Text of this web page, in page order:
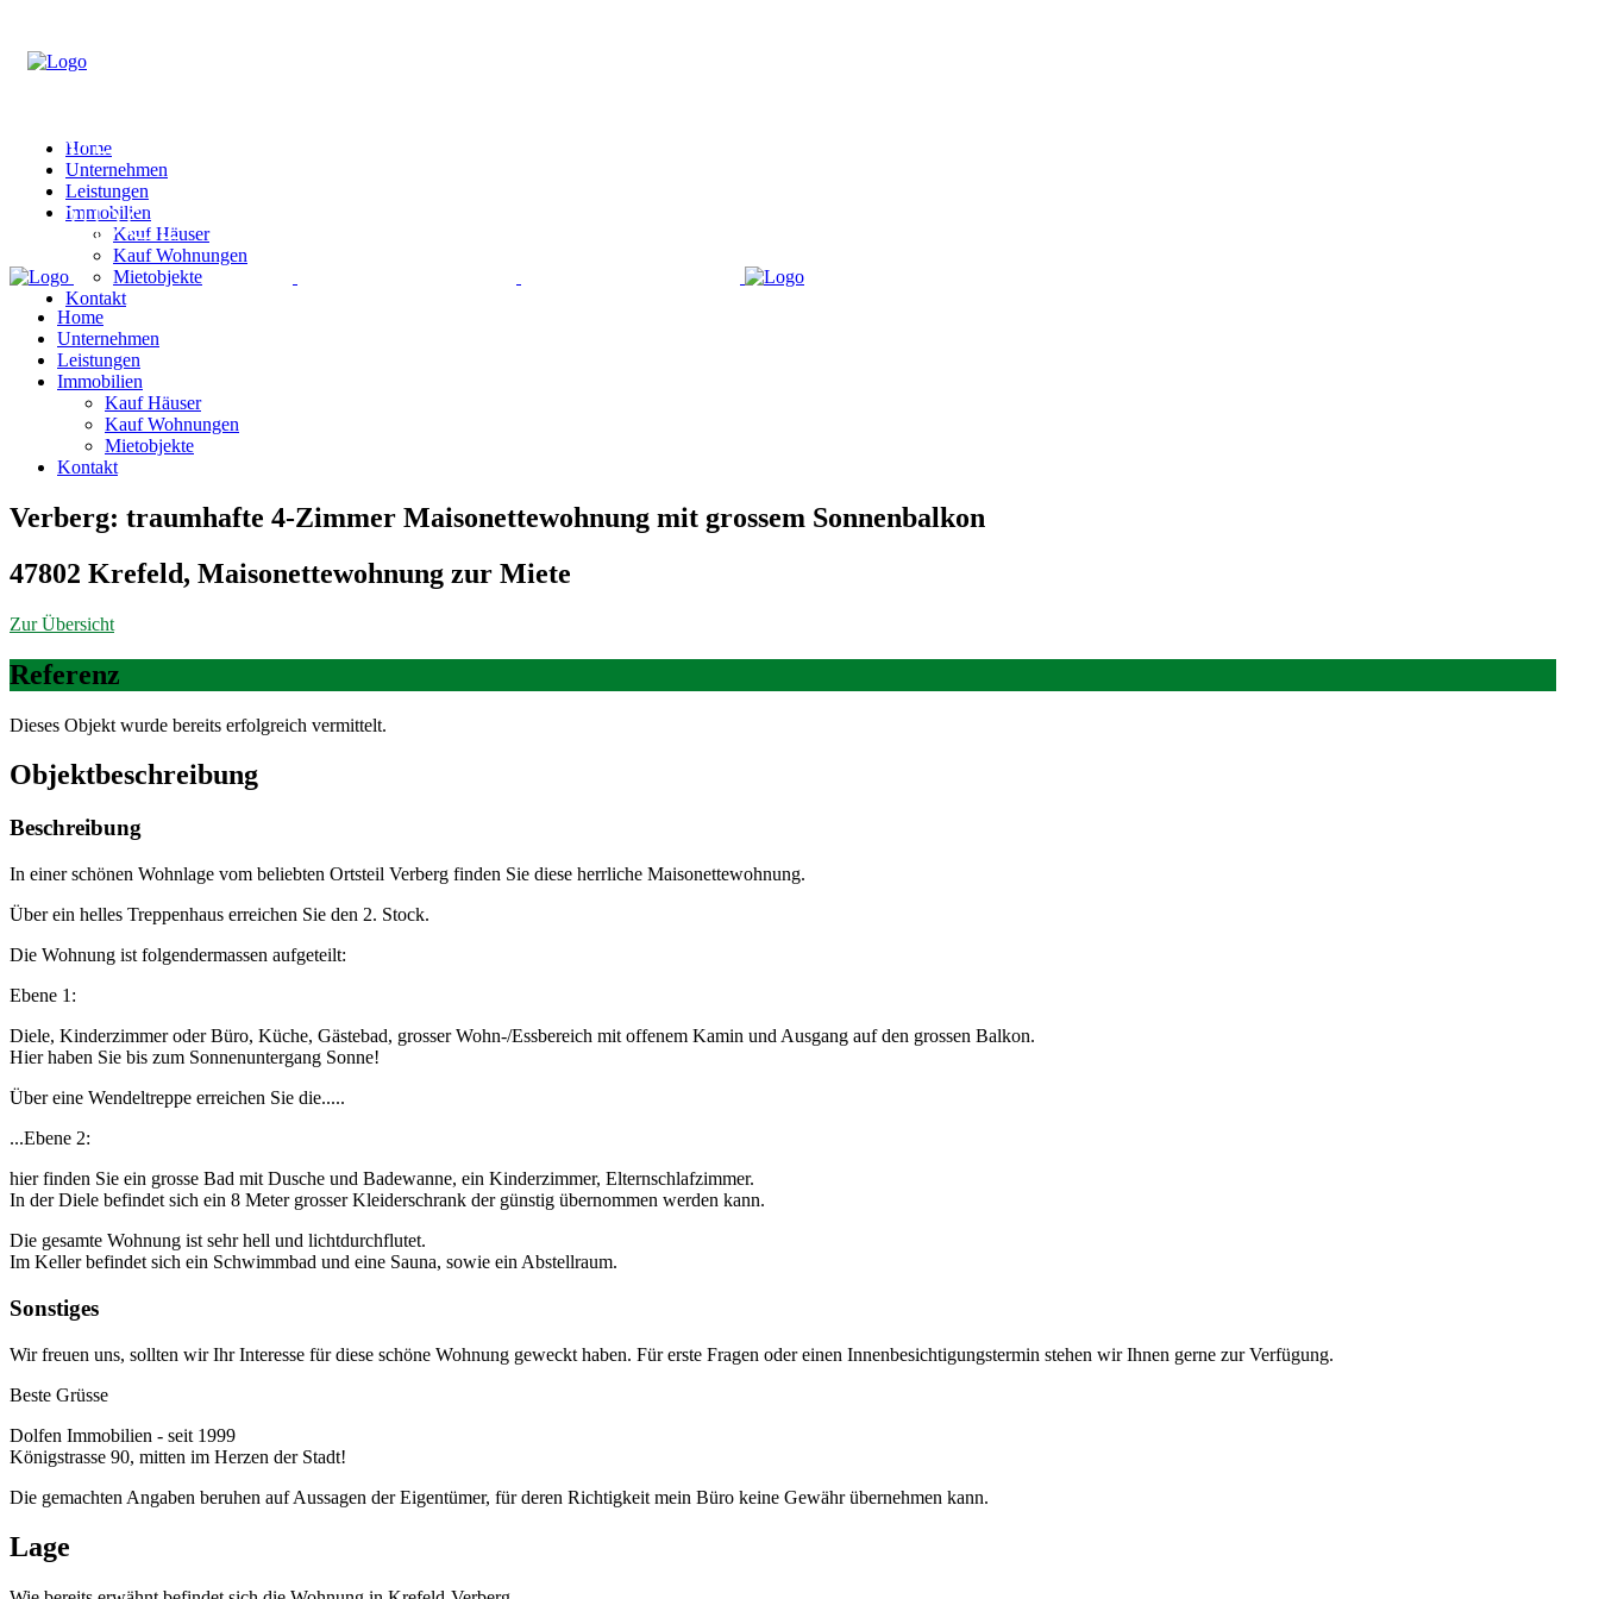
Home
Unternehmen
Leistungen
Immobilien
Kauf Häuser
Kauf Wohnungen
Mietobjekte
Kontakt
Home
Unternehmen
Leistungen
Immobilien
Kauf Häuser
Kauf Wohnungen
Mietobjekte
Kontakt
Verberg: traumhafte 4-Zimmer Maisonettewohnung mit grossem Sonnenbalkon
47802 Krefeld, Maisonettewohnung zur Miete
Zur Übersicht
Referenz
Dieses Objekt wurde bereits erfolgreich vermittelt.
Objekt­beschreibung
Beschreibung
In einer schönen Wohnlage vom beliebten Ortsteil Verberg finden Sie diese herrliche Maisonettewohnung.
Über ein helles Treppenhaus erreichen Sie den 2. Stock.
Die Wohnung ist folgendermassen aufgeteilt:
Ebene 1:
Diele, Kinderzimmer oder Büro, Küche, Gästebad, grosser Wohn-/Essbereich mit offenem Kamin und Ausgang auf den grossen Balkon.
Hier haben Sie bis zum Sonnenuntergang Sonne!
Über eine Wendeltreppe erreichen Sie die.....
...Ebene 2:
hier finden Sie ein grosse Bad mit Dusche und Badewanne, ein Kinderzimmer, Elternschlafzimmer.
In der Diele befindet sich ein 8 Meter grosser Kleiderschrank der günstig übernommen werden kann.
Die gesamte Wohnung ist sehr hell und lichtdurchflutet.
Im Keller befindet sich ein Schwimmbad und eine Sauna, sowie ein Abstellraum.
Sonstiges
Wir freuen uns, sollten wir Ihr Interesse für diese schöne Wohnung geweckt haben. Für erste Fragen oder einen Innenbesichtigungstermin stehen wir Ihnen gerne zur Verfügung.
Beste Grüsse
Dolfen Immobilien - seit 1999
Königstrasse 90, mitten im Herzen der Stadt!
Die gemachten Angaben beruhen auf Aussagen der Eigentümer, für deren Richtigkeit mein Büro keine Gewähr übernehmen kann.
Lage